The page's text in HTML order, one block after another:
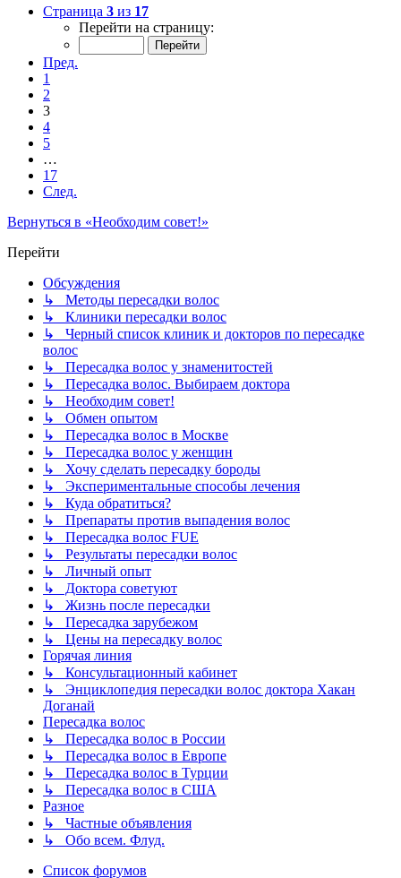
Страница 3 из 17
Перейти на страницу:
Пред.
1
2
3
4
5
…
17
След.
Вернуться в «Необходим совет!»
Перейти
Обсуждения
↳ Методы пересадки волос
↳ Клиники пересадки волос
↳ Черный список клиник и докторов по пересадке
волос
↳ Пересадка волос у знаменитостей
↳ Пересадка волос. Выбираем доктора
↳ Необходим совет!
↳ Обмен опытом
↳ Пересадка волос в Москве
↳ Пересадка волос у женщин
↳ Хочу сделать пересадку бороды
↳ Экспериментальные способы лечения
↳ Куда обратиться?
↳ Препараты против выпадения волос
↳ Пересадка волос FUE
↳ Результаты пересадки волос
↳ Личный опыт
↳ Доктора советуют
↳ Жизнь после пересадки
↳ Пересадка зарубежом
↳ Цены на пересадку волос
Горячая линия
↳ Консультационный кабинет
↳ Энциклопедия пересадки волос доктора Хакан
Доганай
Пересадка волос
↳ Пересадка волос в России
↳ Пересадка волос в Европе
↳ Пересадка волос в Турции
↳ Пересадка волос в США
Разное
↳ Частные объявления
↳ Обо всем. Флуд.
Список форумов